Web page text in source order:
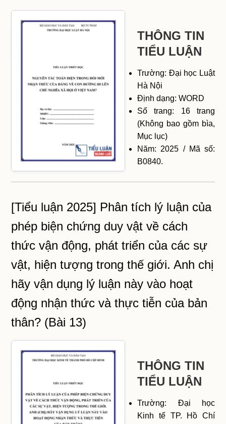
THÔNG TIN
TIỂU LUẬN
Trường: Đại học Luật
Hà Nội
Định dạng: WORD
Số trang: 16 trang
(Không bao gồm bìa,
Mục lục)
Năm: 2025 / Mã số:
B0840.
[Tiểu luận 2025] Phân tích lý luận của
phép biện chứng duy vật về cách
thức vận động, phát triển của các sự
vật, hiện tượng trong thế giới. Anh chị
hãy vận dụng lý luận này vào hoạt
động nhận thức và thực tiễn của bản
thân? (Bài 13)
THÔNG TIN
TIỂU LUẬN
Trường: Đại học
Kinh tế TP. Hồ Chí